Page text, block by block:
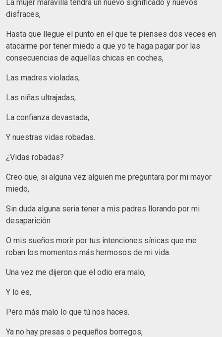
La mujer maravilla tendrá un nuevo significado y nuevos
disfraces,
Hasta que llegue el punto en el que te pienses dos veces en
atacarme por tener miedo a que yo te haga pagar por las
consecuencias de aquellas chicas en coches,
Las madres violadas,
Las niñas ultrajadas,
La confianza devastada,
Y nuestras vidas robadas.
¿Vidas robadas?
Creo que, si alguna vez alguien me preguntara por mi mayor
miedo,
Sin duda alguna seria tener a mis padres llorando por mi
desaparición
O mis sueños morir por tus intenciones sínicas que me
roban los momentos más hermosos de mi vida.
Una vez me dijeron que el odio era malo,
Y lo es,
Pero más malo lo que tú nos haces.
Ya no hay presas o pequeños borregos,